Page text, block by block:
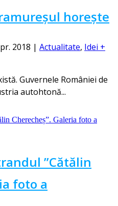
horește
2018 | Actualitate, Idei +
Guvernele României de
autohtonă...
”Cătălin
foto a